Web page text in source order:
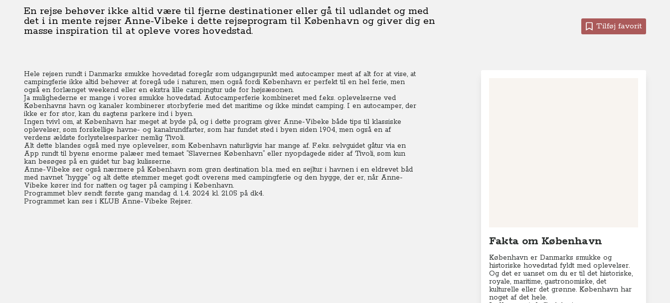
En rejse behøver ikke altid være til fjerne destinationer eller gå til udlandet og med
det i in mente rejser Anne-Vibeke i dette rejseprogram til København og giver dig en
masse inspiration til at opleve vores hovedstad.
Tilføj favorit
Hele rejsen rundt i Danmarks smukke hovedstad foregår som udgangspunkt med autocamper mest af alt for at vise, at
campingferie ikke altid behøver at foregå ude i naturen, men også fordi København er perfekt til en hel ferie, men
også en forlænget weekend eller en ekstra lille campingtur ude for højsæsonen.
Ja mulighederne er mange i vores smukke hovedstad. Autocamperferie kombineret med f.eks. oplevelserne ved
Københavns havn og kanaler kombinerer storbyferie med det maritime og ikke mindst camping. I en autocamper, der
ikke er for stor, kan du sagtens parkere ind i byen.
Ingen tvivl om, at København har meget at byde på, og i dette program giver Anne-Vibeke både tips til klassiske
oplevelser, som forskellige havne- og kanalrundfarter, som har fundet sted i byen siden 1904, men også en af
verdens ældste forlystelsesparker nemlig Tivoli.
Alt dette blandes også med nye oplevelser, som København naturligvis har mange af. F.eks. selvguidet gåtur via en
App rundt til byens enorme palæer med temaet ”Slavernes København” eller nyopdagede sider af Tivoli, som kun
kan besøges på en guidet tur bag kulisserne.
Anne-Vibeke ser også nærmere på København som grøn destination bl.a. med en sejltur i havnen i en eldrevet båd
med navnet ”hygge” og alt dette stemmer meget godt overens med campingferie og den hygge, der er, når Anne-
Vibeke kører ind for natten og tager på camping i København.
Programmet blev sendt første gang mandag d. 1.4. 2024 kl. 21.05 på dk4.
Programmet kan sesi KLUB Anne-Vibeke Rejser.
Fakta om København
København er Danmarks smukke og
historiske hovedstad fyldt med oplevelser.
Og det er uanset om du er til det historiske,
royale, maritime, gastronomiske, det
kulturelle eller det grønne. København har
noget af det hele.